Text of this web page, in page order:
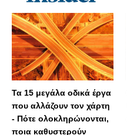
Τα 15 μεγάλα οδικά έργα
που αλλάζουν τον χάρτη
- Πότε ολοκληρώνονται,
ποια καθυστερούν